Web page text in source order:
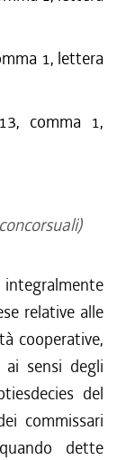
1, lettera
comma 1,
integralmente
relative alle
cooperative,
ai sensi degli
del
commissari
dette